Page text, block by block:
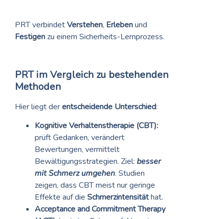
PRT verbindetVerstehen, Erlebenund
Festigenzu einem Sicherheits-Lernprozess.
PRT im Vergleich zu bestehenden
Methoden
Hier liegt derentscheidende Unterschied:
Kognitive Verhaltenstherapie (CBT):
prüft Gedanken, verändert
Bewertungen, vermittelt
Bewältigungsstrategien. Ziel: besser
mit Schmerz umgehen. Studien
zeigen, dass CBT meist nur geringe
Effekte auf die Schmerzintensitäthat.
Acceptance and Commitment Therapy